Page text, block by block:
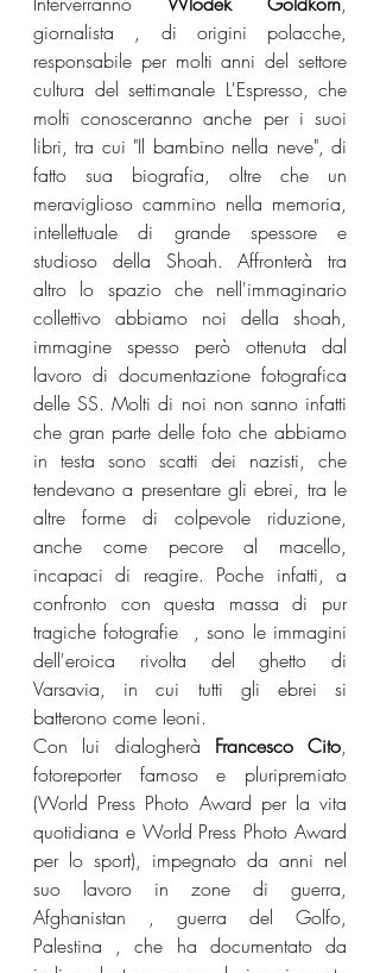
giornalista , di origini polacche,
responsabile per molti anni del settore
cultura del settimanale L'Espresso, che
molti conosceranno anche per i suoi
libri, tra cui "Il bambino nella neve", di
fatto sua biografia, oltre che un
meraviglioso cammino nella memoria,
intellettuale di grande spessore e
studioso della Shoah. Affronterà tra
altro lo spazio che nell'immaginario
collettivo abbiamo noi della shoah,
immagine spesso però ottenuta dal
lavoro di documentazione fotografica
delle SS. Molti di noi non sanno infatti
che gran parte delle foto che abbiamo
in testa sono scatti dei nazisti, che
tendevano a presentare gli ebrei, tra le
altre forme di colpevole riduzione,
anche come pecore al macello,
incapaci di reagire. Poche infatti, a
confronto con questa massa di pur
tragiche fotografie  , sono le immagini
dell'eroica rivolta del ghetto di
Varsavia, in cui tutti gli ebrei si
batterono come leoni.
Con lui dialogherà Francesco Cito,
fotoreporter famoso e pluripremiato
(World Press Photo Award per la vita
quotidiana e World Press Photo Award
per lo sport), impegnato da anni nel
suo lavoro in zone di guerra,
Afghanistan , guerra del Golfo,
Palestina , che ha documentato da